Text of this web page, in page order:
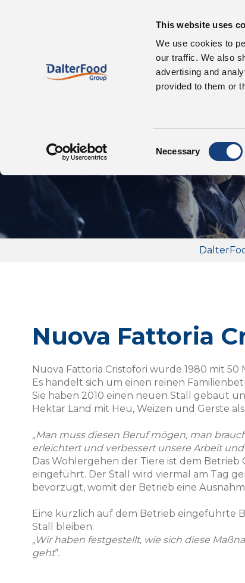
This website uses
We use cookies to
our traffic. We also
advertising and
provided to them or
Necessary
Wer wir
Nuova Fattoria
Nuova Fattoria Cristofori wurde 1980 mit
Es handelt sich um einen reinen
Sie haben 2010 einen neuen Stall gebaut
Hektar Land mit Heu, Weizen und Gerste
„Man muss diesen Beruf mögen, man
erleichtert und verbessert unsere Arbeit und
Das Wohlergehen der Tiere ist dem
eingeführt. Der Stall wird viermal am Tag
bevorzugt, womit der Betrieb eine
Eine kürzlich auf dem Betrieb eingeführte
Stall bleiben.
„Wir haben festgestellt, wie sich diese
geht‟.